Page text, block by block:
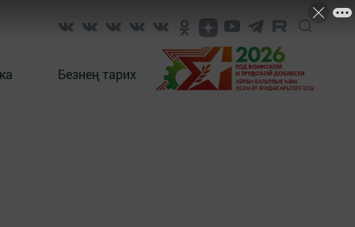
Безнең тарих